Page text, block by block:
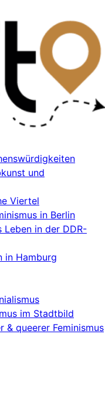
und
Viertel
in Berlin
Leben in der DDR-
in Hamburg
im Stadtbild
& queerer Feminismus